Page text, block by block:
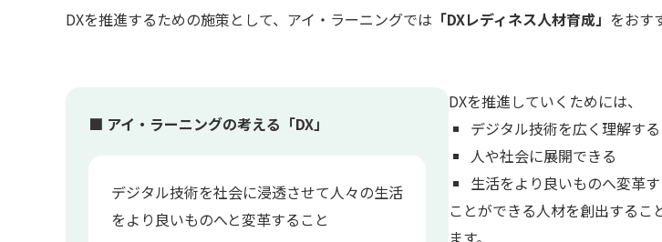
DXを推進するための施策として、アイ・ラーニングでは 「DXレディネス人材育成」 をおす
■ アイ・ラーニングの考える「DX」
デジタル技術を社会に浸透させて人々の生活
をより良いものへと変革すること
DXを推進していくためには、
デジタル技術を広く理解する
人や社会に展開できる
生活をより良いものへ変革
ことができる人材を創出するこ